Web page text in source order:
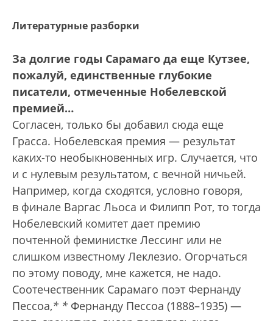
Литературные разборки
За долгие годы Сарамаго да еще Кутзее,
пожалуй, единственные глубокие
писатели, отмеченные Нобелевской
премией…
Согласен, только бы добавил сюда еще
Грасса. Нобелевская премия — результат
каких-то необыкновенных игр. Случается, что
и с нулевым результатом, с вечной ничьей.
Например, когда сходятся, условно говоря,
в финале Варгас Льоса и Филипп Рот, то тогда
Нобелевский комитет дает премию
почтенной феминистке Лессинг или не
слишком известному Леклезио. Огорчаться
по этому поводу, мне кажется, не надо.
Соотечественник Сарамаго поэт Фернанду
Пессоа,* * Фернанду Пессоа (1888–1935) —